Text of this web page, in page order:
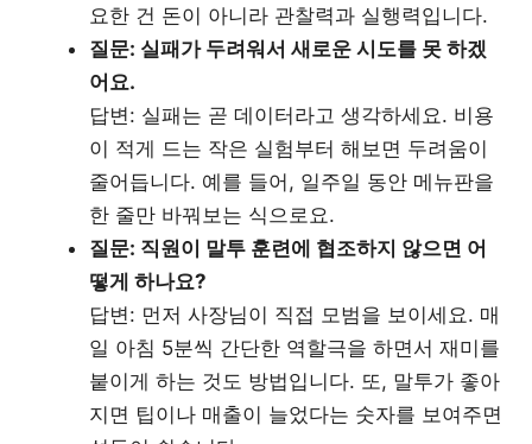
요한 건 돈이 아니라 관찰력과 실행력입니다.
질문: 실패가 두려워서 새로운 시도를 못 하겠
어요.
답변: 실패는 곧 데이터라고 생각하세요. 비용
이 적게 드는 작은 실험부터 해보면 두려움이
줄어듭니다. 예를 들어, 일주일 동안 메뉴판을
한 줄만 바꿔보는 식으로요.
질문: 직원이 말투 훈련에 협조하지 않으면 어
떻게 하나요?
답변: 먼저 사장님이 직접 모범을 보이세요. 매
일 아침 5분씩 간단한 역할극을 하면서 재미를
붙이게 하는 것도 방법입니다. 또, 말투가 좋아
지면 팁이나 매출이 늘었다는 숫자를 보여주면